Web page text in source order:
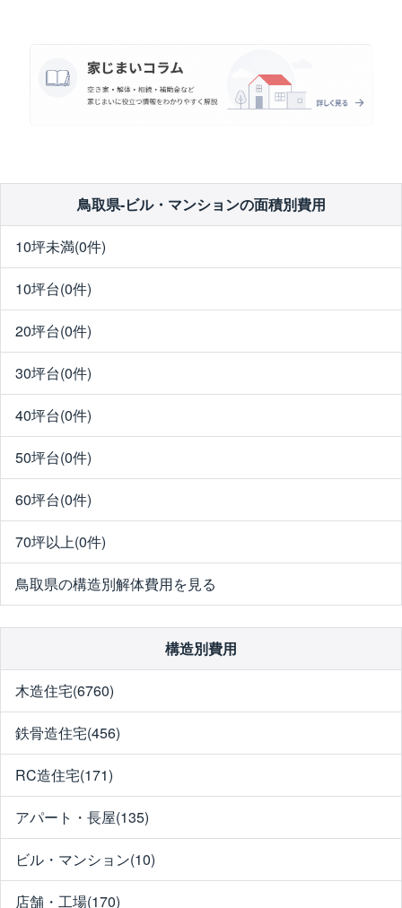
鳥取県-ビル・マンションの面積別費用
10坪未満(0件)
10坪台(0件)
20坪台(0件)
30坪台(0件)
40坪台(0件)
50坪台(0件)
60坪台(0件)
70坪以上(0件)
鳥取県の構造別解体費用を見る
構造別費用
木造住宅(6760)
鉄骨造住宅(456)
RC造住宅(171)
アパート・長屋(135)
ビル・マンション(10)
店舗・工場(170)